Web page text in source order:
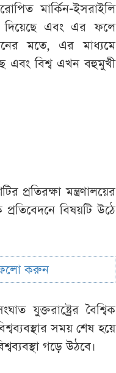
মার্কিন-ইসরাইলি
দিয়েছে এবং এর ফলে
মতে, এর মাধ্যমে
এবং বিশ্ব এখন বহুমুখী
প্রতিরক্ষা মন্ত্রণালয়ের
বিষয়টি উঠে
করুন
যুক্তরাষ্ট্রের বৈশ্বিক
সময় শেষ হয়ে
গড়ে উঠবে।